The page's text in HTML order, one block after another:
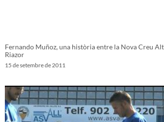
Fernando Muñoz, una història entre la Nova Creu
Riazor
15 de setembre de 2011